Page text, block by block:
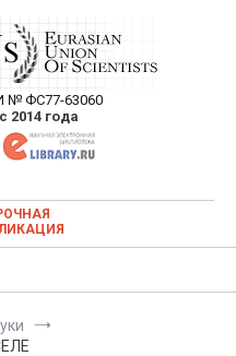
Ученых —
статей в
журнале
№ ФС77-63060
2014 года
научных статей в
журнале